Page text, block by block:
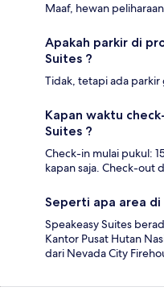
Maaf, hewan
Apakah parkir di
Suites ?
Tidak, tetapi ada parkir
Kapan waktu
Suites ?
Check-in mulai pukul:
kapan saja. Check-out
Seperti apa area di
Speakeasy Suites
Kantor Pusat Hutan
dari Nevada City